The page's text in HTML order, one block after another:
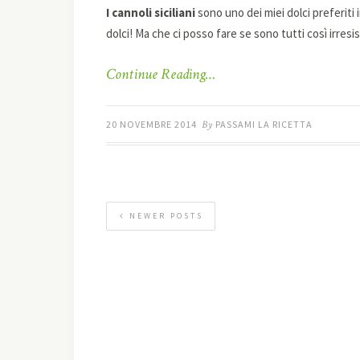
I cannoli sicilianisono uno dei miei dolci preferiti
dolci! Ma che ci posso fare se sono tutti così
Continue Reading…
20 NOVEMBRE 2014 By PASSAMI LA RICETTA
NEWER POSTS